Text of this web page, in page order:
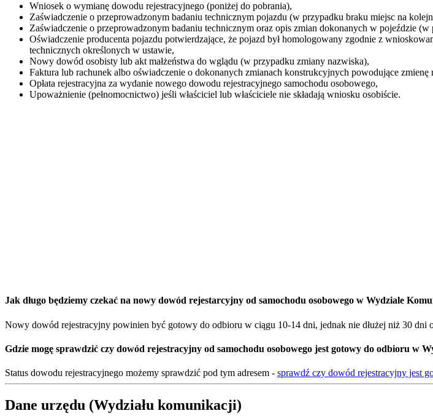
Wniosek o wymianę dowodu rejestracyjnego (poniżej do pobrania),
Zaświadczenie o przeprowadzonym badaniu technicznym pojazdu (w przypadku braku miejsc na
Zaświadczenie o przeprowadzonym badaniu technicznym oraz opis zmian dokonanych w pojeździe
Oświadczenie producenta pojazdu potwierdzające, że pojazd był homologowany zgodnie z
technicznych określonych w ustawie,
Nowy dowód osobisty lub akt małżeństwa do wglądu (w przypadku zmiany nazwiska),
Faktura lub rachunek albo oświadczenie o dokonanych zmianach konstrukcyjnych powodujące
Opłata rejestracyjna za wydanie nowego dowodu rejestracyjnego samochodu osobowego,
Upoważnienie (pełnomocnictwo) jeśli właściciel lub właściciele nie składają wniosku osobiście.
Jak długo będziemy czekać na nowy dowód rejestarcyjny od samochodu osobowego w Wydziale
Nowy dowód rejestracyjny powinien być gotowy do odbioru w ciągu 10-14 dni, jednak nie dłużej niż 30 dni
Gdzie mogę sprawdzić czy dowód rejestracyjny od samochodu osobowego jest gotowy do odbioru w
Status dowodu rejestracyjnego możemy sprawdzić pod tym adresem - sprawdź czy dowód rejestracyjny jest
Dane urzędu (Wydziału komunikacji)